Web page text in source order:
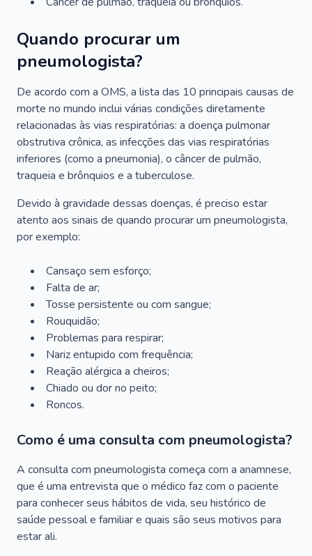
Quando procurar um
pneumologista?
De acordo com a OMS, a lista das 10 principais causas de
morte no mundo inclui várias condições diretamente
relacionadas às vias respiratórias: a doença pulmonar
obstrutiva crônica, as infecções das vias respiratórias
inferiores (como a pneumonia), o câncer de pulmão,
traqueia e brônquios e a tuberculose.
Devido à gravidade dessas doenças, é preciso estar
atento aos sinais de quando procurar um pneumologista,
por exemplo:
Cansaço sem esforço;
Falta de ar;
Tosse persistente ou com sangue;
Rouquidão;
Problemas para respirar;
Nariz entupido com frequência;
Reação alérgica a cheiros;
Chiado ou dor no peito;
Roncos.
Como é uma consulta com pneumologista?
A consulta com pneumologista começa com a anamnese,
que é uma entrevista que o médico faz com o paciente
para conhecer seus hábitos de vida, seu histórico de
saúde pessoal e familiar e quais são seus motivos para
estar ali.